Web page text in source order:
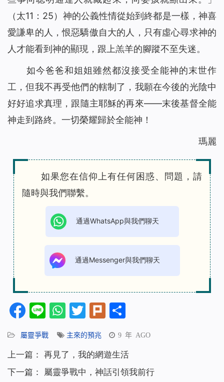
（太11：25）神的公義性情從始到終都是一樣，神喜
愛謙卑的人，恨惡驕傲自大的人，只有虛心尋求神的
人才能看到神的顯現，跟上羔羊的腳蹤不至失迷。
如今爸爸和姐姐雖然都沒接受全能神的末世作
工，但我不再受他們的轄制了，我願在今後的光陰中
好好追求真理，跟隨主耶穌的再來——末後基督全能
神走到路終。一切榮耀歸於全能神！
瑪麗
如果您在信仰上有任何困惑、問題，請
隨時與我們聯繫。
通過WhatsApp與我們聊天
通過Messenger與我們聊天
Facebook
LineWhatsApp
Twitter
Plurk
享
屬靈爭戰 主來的預兆 9 年 AGO
上一篇： 再見了，我的網遊生活
下一篇：
屬靈爭戰中，神話引領我前行